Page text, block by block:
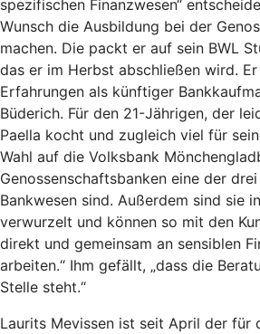
spezifischen Finanzwesen“
Wunsch die Ausbildung bei der
machen. Die packt er auf sein BWL
das er im Herbst abschließen wird.
Erfahrungen als künftiger
Büderich. Für den 21-Jährigen, der
Paella kocht und zugleich viel für
Wahl auf die Volksbank
Genossenschaftsbanken eine der
Bankwesen sind. Außerdem sind sie
verwurzelt und können so mit den
direkt und gemeinsam an sensiblen
arbeiten.“ Ihm gefällt, „dass die
Stelle steht.“
Laurits Mevissen ist seit April der für